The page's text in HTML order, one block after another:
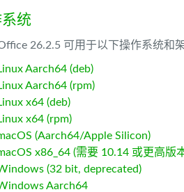
统
26.2.5 可用于以下操作系统和
Aarch64 (deb)
Aarch64 (rpm)
x64 (deb)
x64 (rpm)
(Aarch64/Apple Silicon)
x86_64 (需要 10.14 或更高版
(32 bit, deprecated)
Aarch64